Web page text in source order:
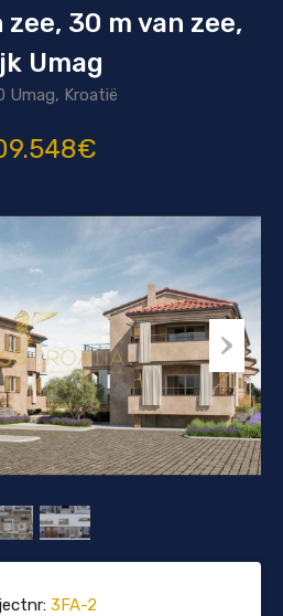
30 m van zee,
Umag
Umag, Kroatië
3FA-2